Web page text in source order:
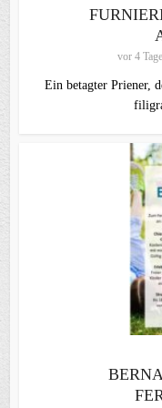
vor 4
Ein betagter Priener,